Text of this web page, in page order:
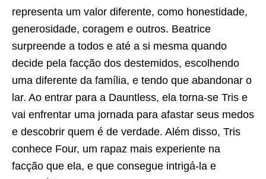
representa um valor diferente, como honestidade,
generosidade, coragem e outros. Beatrice
surpreende a todos e até a si mesma quando
decide pela facção dos destemidos, escolhendo
uma diferente da família, e tendo que abandonar o
lar. Ao entrar para a Dauntless, ela torna-se Tris e
vai enfrentar uma jornada para afastar seus medos
e descobrir quem é de verdade. Além disso, Tris
conhece Four, um rapaz mais experiente na
facção que ela, e que consegue intrigá-la e